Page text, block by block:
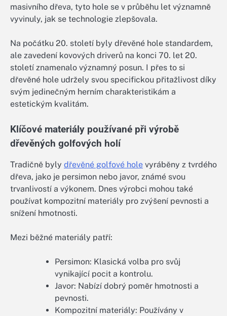
masivního dřeva, tyto hole se v průběhu let významně
vyvinuly, jak se technologie zlepšovala.
Na počátku 20. století byly dřevěné hole standardem,
ale zavedení kovových driverů na konci 70. let 20.
století znamenalo významný posun. I přes to si
dřevěné hole udržely svou specifickou přitažlivost díky
svým jedinečným herním charakteristikám a
estetickým kvalitám.
Klíčové materiály používané při výrobě
dřevěných golfových holí
Tradičně byly dřevěné golfové hole vyráběny z tvrdého
dřeva, jako je persimon nebo javor, známé svou
trvanlivostí a výkonem. Dnes výrobci mohou také
používat kompozitní materiály pro zvýšení pevnosti a
snížení hmotnosti.
Mezi běžné materiály patří:
Persimon: Klasická volba pro svůj
vynikající pocit a kontrolu.
Javor: Nabízí dobrý poměr hmotnosti a
pevnosti.
Kompozitní materiály: Používány v